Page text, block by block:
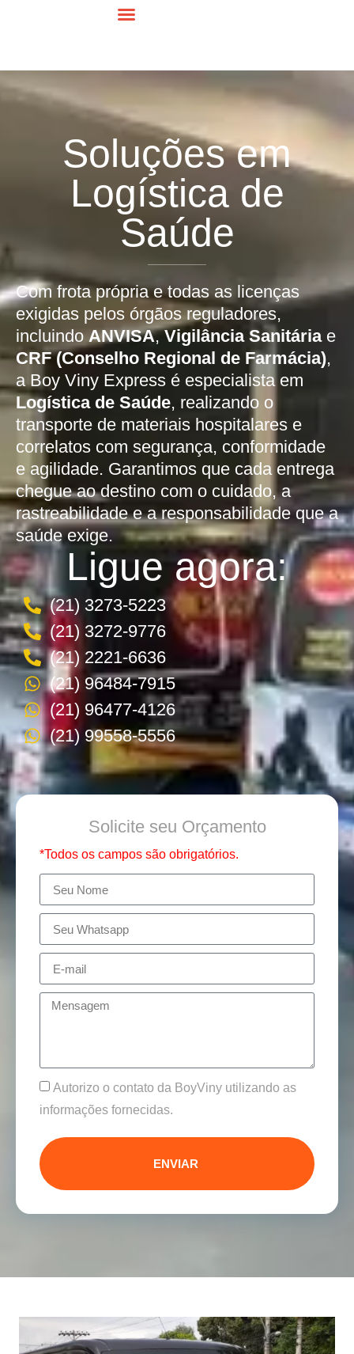
Soluções em
Logística de
Saúde
Com frota própria e todas as licenças
exigidas pelos órgãos reguladores,
incluindoANVISA,Vigilância Sanitáriae
CRF (Conselho Regional de Farmácia),
a Boy Viny Express é especialista em
Logística de Saúde, realizando o
transporte de materiais hospitalares e
correlatos com segurança, conformidade
e agilidade. Garantimos que cada entrega
chegue ao destino com o cuidado, a
rastreabilidade e a responsabilidade que a
saúde exige.
Ligue agora:
(21) 3273-5223
(21) 3272-9776
(21) 2221-6636
(21) 96484-7915
(21) 96477-4126
(21) 99558-5556
Solicite seu Orçamento
*Todos os campos são obrigatórios.
Autorizo o contato da BoyViny utilizando as
informações fornecidas.
ENVIAR